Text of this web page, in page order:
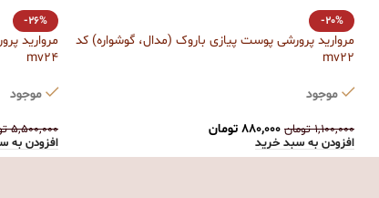
-20%
مروارید پرورشی پوست پیازی باروک (مدال، گوشواره) کد
mv22
موجود
۱,۱۰۰,۰۰۰ تومان ۸۸۰,۰۰۰ تومان
افزودن به سبد خرید
-26%
mv24
موجود
۵,۵۰۰,۰۰۰
افزودن به